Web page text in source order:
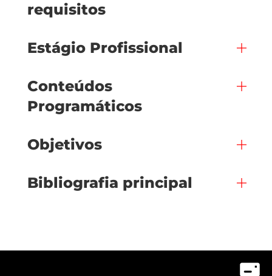
requisitos
Estágio Profissional
Conteúdos
Programáticos
Objetivos
Bibliografia principal